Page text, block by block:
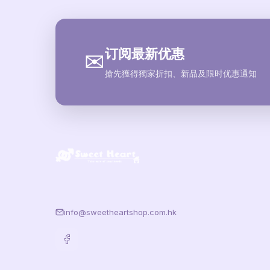
✉订阅最新优惠
搶先獲得獨家折扣、新品及限时优惠通知
info@sweetheartshop.com.hk